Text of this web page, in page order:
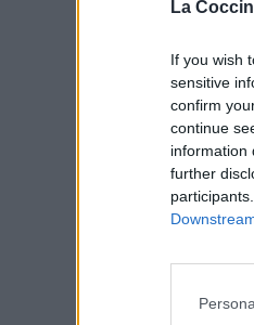
La
If you wish
sensitive
confirm
continue
information
further